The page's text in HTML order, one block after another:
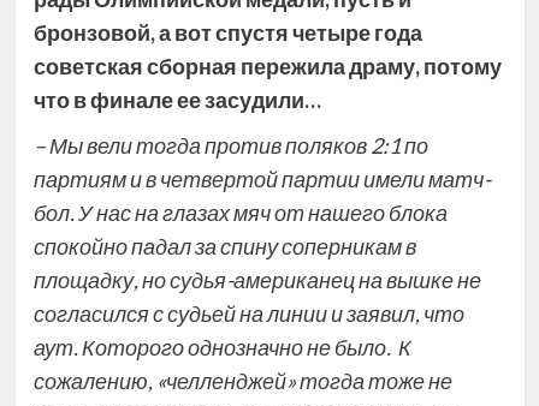
бронзовой, а вот спустя четыре года
советская сборная пережила драму, потому
что в финале ее засудили…
– Мы вели тогда против поляков 2:1 по
партиям и в четвертой партии имели матч-
бол. У нас на глазах мяч от нашего блока
спокойно падал за спину соперникам в
площадку, но судья-американец на вышке не
согласился с судьей на линии и заявил, что
аут. Которого однозначно не было. К
сожалению, «челленджей» тогда тоже не